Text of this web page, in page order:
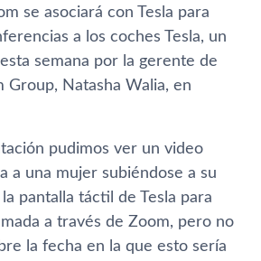
se asociará con Tesla para
a los coches Tesla, un
semana por la gerente de
Group, Natasha Walia, en
pudimos ver un video
a una mujer subiéndose a su
pantalla táctil de Tesla para
a través de Zoom, pero no
la fecha en la que esto sería